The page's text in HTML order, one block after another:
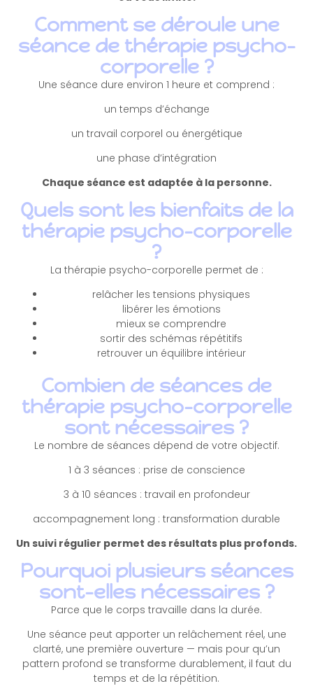
Comment se déroule une
séance de thérapie psycho-
corporelle ?
Une séance dure environ 1 heure et comprend :
un temps d’échange
un travail corporel ou énergétique
une phase d’intégration
Chaque séance est adaptée à la personne.
Quels sont les bienfaits de la
thérapie psycho-corporelle
?
La thérapie psycho-corporelle permet de :
relâcher les tensions physiques
libérer les émotions
mieux se comprendre
sortir des schémas répétitifs
retrouver un équilibre intérieur
Combien de séances de
thérapie psycho-corporelle
sont nécessaires ?
Le nombre de séances dépend de votre objectif.
1 à 3 séances : prise de conscience
3 à 10 séances : travail en profondeur
accompagnement long : transformation durable
Un suivi régulier permet des résultats plus profonds.
Pourquoi plusieurs séances
sont-elles nécessaires ?
Parce que le corps travaille dans la durée.
Une séance peut apporter un relâchement réel, une
clarté, une première ouverture — mais pour qu’un
pattern profond se transforme durablement, il faut du
temps et de la répétition.